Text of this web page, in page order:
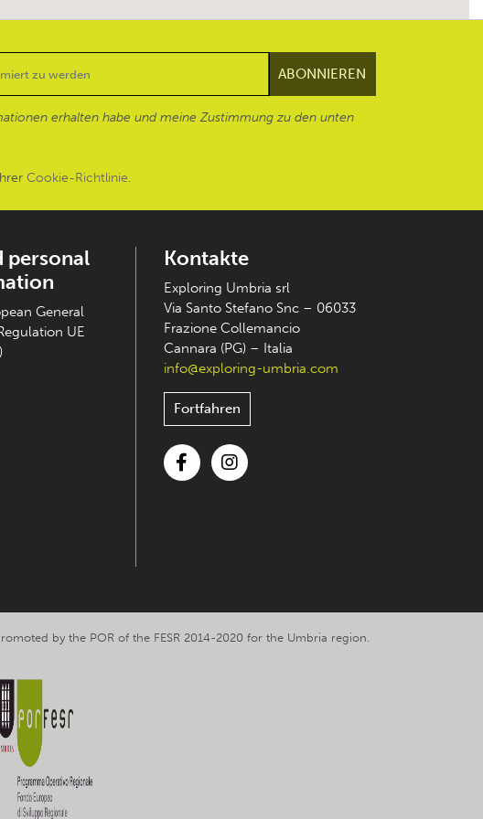
erhalten habe und meine Zustimmung zu den unten
Cookie-Richtlinie.
personal
General
UE
Kontakte
Exploring Umbria srl
Via Santo Stefano Snc – 06033
Frazione Collemancio
Cannara (PG) – Italia
info@exploring-umbria.com
Fortfahren
by the POR of the FESR 2014-2020 for the Umbria region.